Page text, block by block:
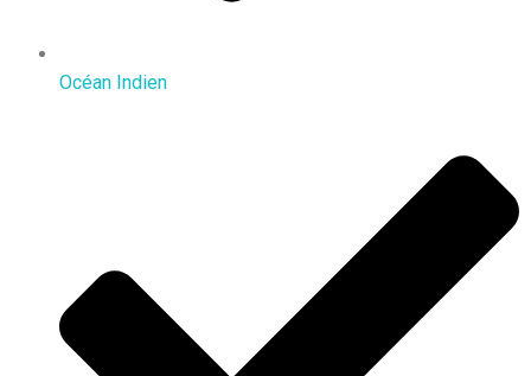
Océan Indien